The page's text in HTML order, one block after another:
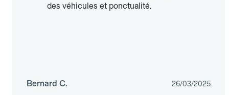
des véhicules et ponctualité.
Bernard C. 26/03/2025